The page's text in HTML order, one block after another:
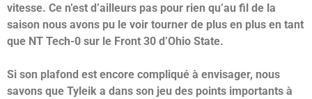
vitesse. Ce n’est d’ailleurs pas pour rien qu’au fil de la
saison nous avons pu le voir tourner de plus en plus en tant
que NT Tech-0 sur le Front 30 d’Ohio State.
Si son plafond est encore compliqué à envisager, nous
savons que Tyleik a dans son jeu des points importants à